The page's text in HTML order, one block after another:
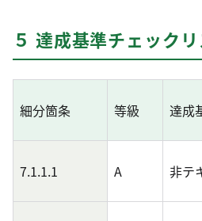
５ 達成基準チェック
細分箇条 等級 達成
7.1.1.1 A 非テ